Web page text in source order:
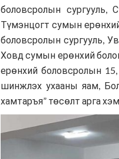
боловсролын сургууль,
Түмэнцогт сумын
боловсролын сургууль,
Ховд сумын ерөнхий
ерөнхий боловсролын
шинжлэх ухааны яам,
хамтаръя” төсөлт арга